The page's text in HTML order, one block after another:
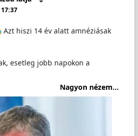
Azt hiszi 14 év alatt amnéziásak
esetleg jobb napokon a
Nagyon nézem...